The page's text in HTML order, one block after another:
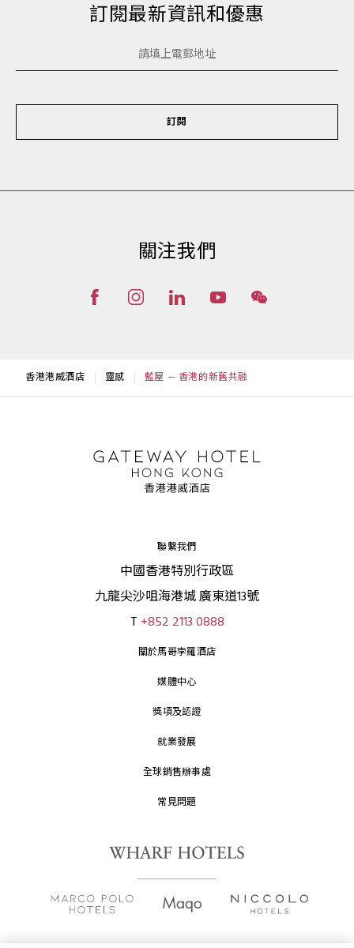
訂閱最新資訊和優惠
訂閱
關注我們
香港港威酒店 靈感 藍屋 — 香港的新舊共融
聯繫我們
中國香港特別行政區
九龍尖沙咀海港城 廣東道13號
T +852 2113 0888
關於馬哥孛羅酒店
媒體中心
獎項及認證
就業發展
全球銷售辦事處
常見問題